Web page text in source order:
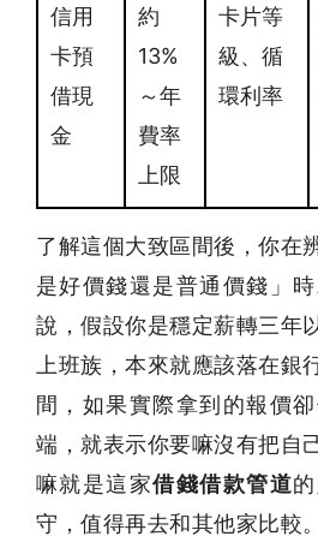
信用
卡預
借現
金
約
13%
～年
費率
上限
卡片等
級、循
環利率
了解這個大致區間後，你在
是好價錢還是普通價錢」
說，假設你是穩定薪轉三年
上班族，本來就應該落在銀
間，如果實際拿到的報價
端，就表示你要嘛沒有把自
嘛就是這家借錢借款管道
守，值得再去和其他家比較